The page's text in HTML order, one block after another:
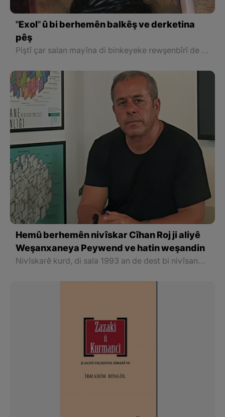
''Exol'' û bi berhemên balkêş ve derketina
pêş
Piştî çar salan mayîna di binkeyeke rewşenbîrî de man mirovekî rojnamevan û zimanzan û helbestvan wekî Pîremêrd wir bû, bixwe pirtûkxaneyek hebûye. Tevî vê yekê ku her di vê rojnamê de di gel berhemên hemû van helbest û nivîskarên wê demê ku bi kurdî dinivîsîn û ji bo rojnameyên wekî Jîn û Jiyan gotar dişandin û nasyarî peyda kir.
Hemû berhemên nivîskar Cîhan Roj ji aliyê
Weşanxaneya Peywend ve hatin weşandin
Nivîskarê kurd, di sala 1993 an de dest bi nivîsandina bi zimanê kurdî dike. Heta niha, 10 roman, 5 helbest, yek ji wan bi tirkî û yek ji çîrokên bijare bi tevahî 5 pirtûkên çîrokan bi tevahî 21 berhemên Cîhan Roj hatine weşandin